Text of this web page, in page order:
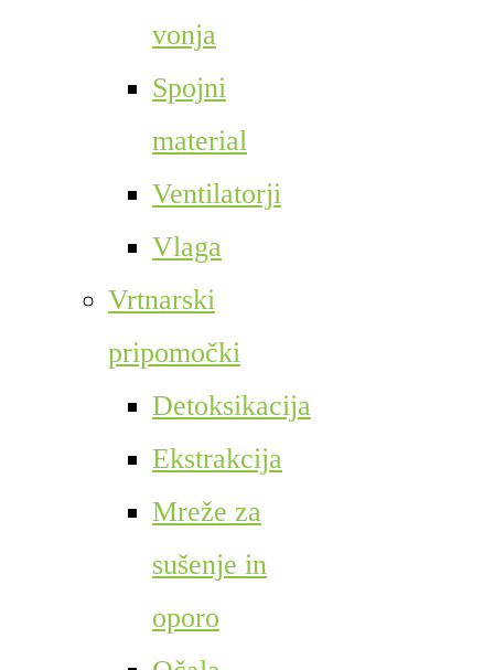
vonja
Spojni
material
Ventilatorji
Vlaga
Vrtnarski
pripomočki
Detoksikacija
Ekstrakcija
Mreže za
sušenje in
oporo